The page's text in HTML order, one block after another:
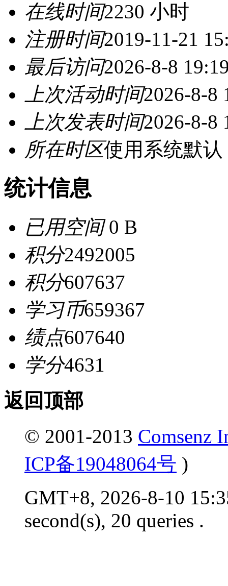
在线时间2230 小时
注册时间2019-11-21
最后访问2026-8-8
上次活动时间2026-8-8
上次发表时间2026-8-8
所在时区使用系统默认
统计信息
已用空间0 B
积分2492005
积分607637
学习币659367
绩点607640
学分4631
返回顶部
© 2001-2013 Comsenz
ICP备19048064号 )
GMT+8, 2026-8-10
second(s), 20 queries .